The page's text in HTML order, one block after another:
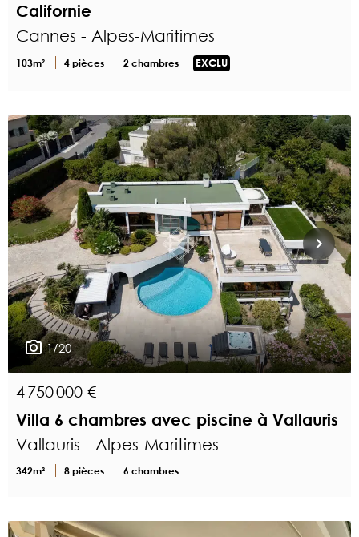
Californie
Cannes - Alpes-Maritimes
103m² 4 pièces 2 chambres EXCLU
1/20
4 750 000 €
Villa 6 chambres avec piscine à Vallauris
Vallauris - Alpes-Maritimes
342m² 8 pièces 6 chambres